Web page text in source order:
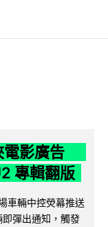
電影廣告
專輯翻版
車輛中控熒幕推送
即彈出通知，觸發